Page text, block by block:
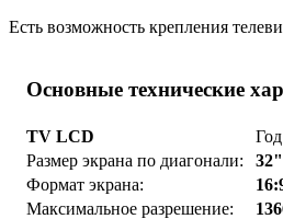
Есть возможность крепления
Основные технические
TV LCD
Размер экрана по диагонали:
Формат экрана:
Максимальное разрешение: